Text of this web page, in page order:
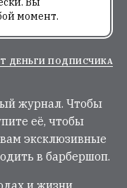
момент.
ДЕНЬГИ ПОДПИСЧИКА
журнал. Чтобы
её, чтобы
эксклюзивные
в барбершоп.
и жизни